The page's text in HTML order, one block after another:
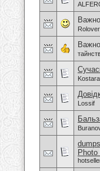
Lossif
Photo